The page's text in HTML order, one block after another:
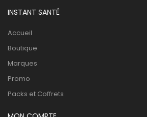
INSTANT SANTÉ
Accueil
Boutique
Marques
Promo
Packs et Coffrets